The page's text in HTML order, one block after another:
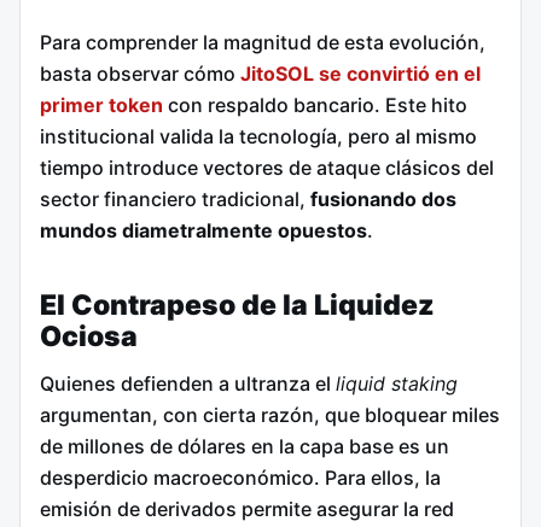
Para comprender la magnitud de esta evolución,
basta observar cómo JitoSOL se convirtió en el
primer token con respaldo bancario. Este hito
institucional valida la tecnología, pero al mismo
tiempo introduce vectores de ataque clásicos del
sector financiero tradicional, fusionando dos
mundos diametralmente opuestos.
El Contrapeso de la Liquidez
Ociosa
Quienes defienden a ultranza el liquid staking
argumentan, con cierta razón, que bloquear miles
de millones de dólares en la capa base es un
desperdicio macroeconómico. Para ellos, la
emisión de derivados permite asegurar la red